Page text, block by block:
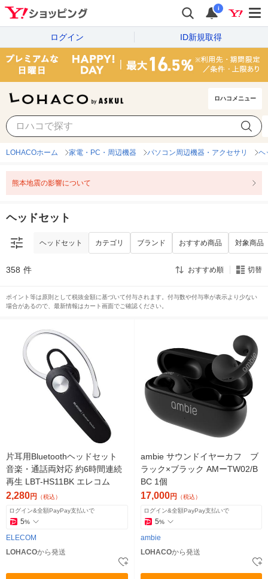
i
ログイン ID新規取得
ロハコメニュー
ヘッドセット 対象商品
LOHACOホーム 家電・PC・周辺機器 パソコン周辺機器・アクセサリ ヘ
熊本地震の影響について
ヘッドセット
ヘッドセット カテゴリ ブランド おすすめ商品 対象商品
358 件 おすすめ順 切替
ポイント等は原則として税抜金額に基づいて付与されます。付与数や付与率が表示より少ない
場合があるので、最新情報はカート画面でご確認ください。
片耳用Bluetoothヘッドセット
音楽・通話両対応 約6時間連続
再生 LBT-HS11BK エレコム
2,280円 （税込）
ログイン&全額PayPay支払いで
5%
ELECOM
LOHACOから発送
ambie サウンドイヤーカフ ブ
ラック×ブラック AMーTW02/B
BC 1個
17,000円 （税込）
ログイン&全額PayPay支払いで
5%
ambie
LOHACOから発送